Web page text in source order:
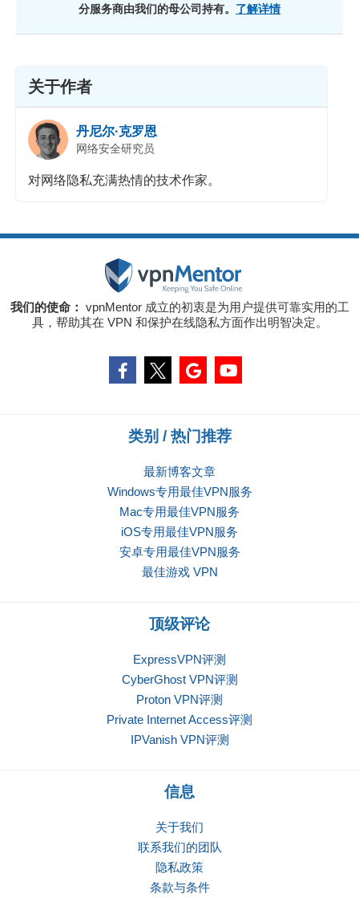
分服务商由我们的母公司持有。 了解详情
关于作者
丹尼尔·克罗恩
网络安全研究员
对网络隐私充满热情的技术作家。
我们的使命： vpnMentor 成立的初衷是为用户提供可靠实用的工
具，帮助其在 VPN 和保护在线隐私方面作出明智决定。
类别 / 热门推荐
最新博客文章
Windows专用最佳VPN服务
Mac专用最佳VPN服务
iOS专用最佳VPN服务
安卓专用最佳VPN服务
最佳游戏 VPN
顶级评论
ExpressVPN评测
CyberGhost VPN评测
Proton VPN评测
Private Internet Access评测
IPVanish VPN评测
信息
关于我们
联系我们的团队
隐私政策
条款与条件